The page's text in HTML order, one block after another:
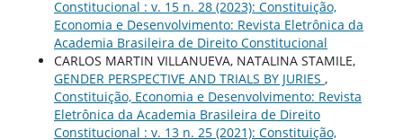
Constitucional : v. 15 n. 28 (2023): Constituição,
Economia e Desenvolvimento: Revista Eletrônica da
Academia Brasileira de Direito Constitucional
CARLOS MARTIN VILLANUEVA, NATALINA STAMILE,
GENDER PERSPECTIVE AND TRIALS BY JURIES ,
Constituição, Economia e Desenvolvimento: Revista
Eletrônica da Academia Brasileira de Direito
Constitucional : v. 13 n. 25 (2021): Constituição,